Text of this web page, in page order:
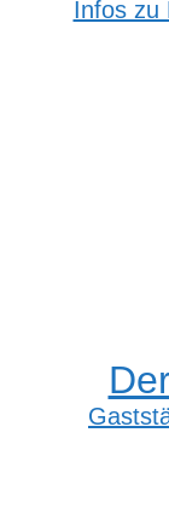
Infos zu